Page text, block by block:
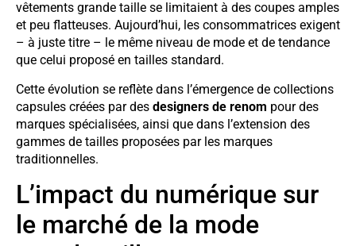
vêtements grande taille se limitaient à des coupes amples
et peu flatteuses. Aujourd’hui, les consommatrices exigent
– à juste titre – le même niveau de mode et de tendance
que celui proposé en tailles standard.
Cette évolution se reflète dans l’émergence de collections
capsules créées par des designers de renom pour des
marques spécialisées, ainsi que dans l’extension des
gammes de tailles proposées par les marques
traditionnelles.
L’impact du numérique sur
le marché de la mode